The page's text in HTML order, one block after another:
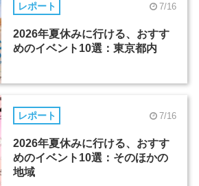
レポート 7/16
2026年夏休みに行ける、おすす
めのイベント10選：東京都内
レポート 7/16
2026年夏休みに行ける、おすす
めのイベント10選：そのほかの
地域